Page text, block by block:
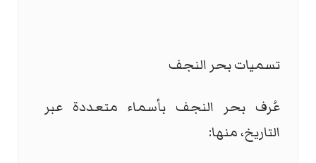
تسميات بحر النجف
عُرف بحر النجف بأسماء متعددة عبر
التاريخ، منها: